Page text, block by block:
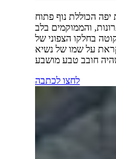
הכוללת נוף פתוח
והממוקמים בלב
בחלקו הצפוני של
על שמו של נשיא
לחצו לכתבה